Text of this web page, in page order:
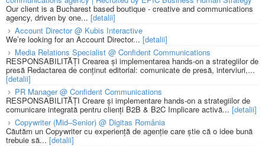
Our client is a Bucharest based boutique - creative and communications
agency, driven by one... [detalii]
Account Director @ Kubis Interactive
We’re looking for an Account Director... [detalii]
Media Relations Specialist @ Confident Communications
RESPONSABILITĂȚI Crearea și implementarea hands-on a strategiilor de
presă Redactarea de conținut editorial: comunicate de presă, interviuri,...
[detalii]
PR Manager @ Confident Communications
RESPONSABILITĂȚI Creare și implementare hands-on a strategiilor de
comunicare integrată pentru clienți B2B & B2C Implicare activă... [detalii]
Copywriter (Mid–Senior) @ Digitas România
Căutăm un Copywriter cu experiență de agenție care știe că o idee bună
trebuie să... [detalii]